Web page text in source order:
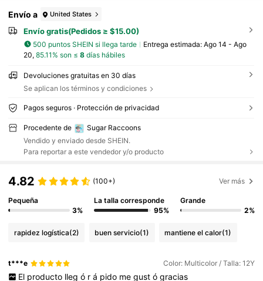
Envío a United States
Envío gratis(Pedidos ≥ $15.00)
500 puntos SHEIN si llega tarde Entrega estimada: Ago 14 - Ago
20, 85.11% son ≤ 8días hábiles
Devoluciones gratuitas en 30 días
Se aplican los términos y condiciones
Pagos seguros · Protección de privacidad
Procedente de
Sugar Raccoons
Vendido y enviado desde SHEIN.
Para reportar a este vendedor y/o producto
4.82 (100+) Ver más
Pequeña
3%
La talla corresponde
95%
Grande
2%
rapidez logística(2) buen servicio(1) mantiene el calor(1)
t***e Color: Multicolor / Talla: 12Y
El producto lleg ó r á pido me gust ó gracias